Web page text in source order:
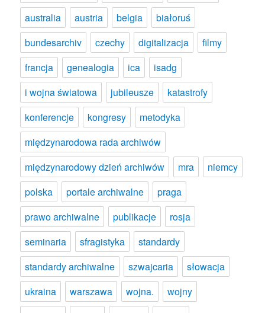
australia
austria belgia
białoruś
bundesarchiv
czechy digitalizacja
filmy
francja
genealogia ica
isadg
i wojna światowa
jubileusze
katastrofy
konferencje
kongresy
metodyka
międzynarodowa rada archiwów
międzynarodowy dzień archiwów
mra
niemcy
polska
portale archiwalne
praga
prawo archiwalne
publikacje
rosja
seminaria
sfragistyka
standardy
standardy archiwalne
szwajcaria
słowacja
ukraina
warszawa wojna.
wojny